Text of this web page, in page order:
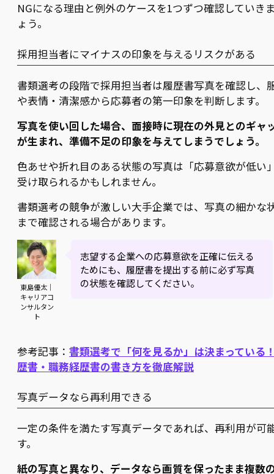
NGになる理由と例外のケースを1つずつ確認していき
ょう。
採用担当者にマイナスの印象を与えるリスクがある
書類選考の段階で採用担当者は履歴書写真を確認し、
や表情・清潔感から応募者の第一印象を判断します。
写真を使い回した場合、面接時に現在の外見とのギャ
が生まれ、準備不足の印象を与えてしまうでしょう。
色あせや折れ目のある状態の写真は「応募意欲が低い
受け取られるかもしれません。
書類選考の競争が激しい大手企業では、写真の細かな
まで確認される場合があります。
東島優太｜
キャリアコ
ンサルタン
ト
志望する企業への応募意欲を正確に伝える
ためにも、履歴書を提出する前に必ず写真
の状態を確認してください。
参考記事： 書類選考で「何を見るか」は決まっている
歴書・職務経歴書の書き方を徹底解説
写真データなら再利用できる
一定の条件を満たす写真データであれば、再利用が可
す。
紙の写真と異なり、データなら画質を保ったまま複数